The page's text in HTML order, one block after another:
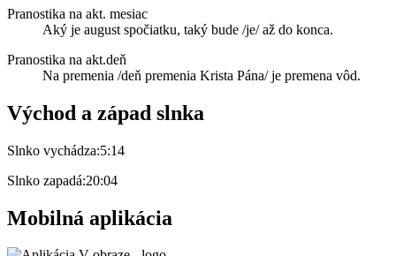
Pranostika na akt. mesiac
Aký je august spočiatku, taký bude /je/ až do konca.
Pranostika na akt.deň
Na premenia /deň premenia Krista Pána/ je premena vôd.
Východ a západ slnka
Slnko vychádza:5:14
Slnko zapadá:20:04
Mobilná aplikácia